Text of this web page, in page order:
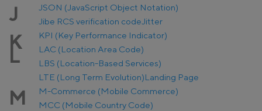
J
JSON (JavaScript Object Notation)
Jibe RCS verification codeJitter
K KPI (Key Performance Indicator)
L
LAC (Location Area Code)
LBS (Location-Based Services)
LTE (Long Term Evolution)Landing Page
M
M-Commerce (Mobile Commerce)
MCC (Mobile Country Code)